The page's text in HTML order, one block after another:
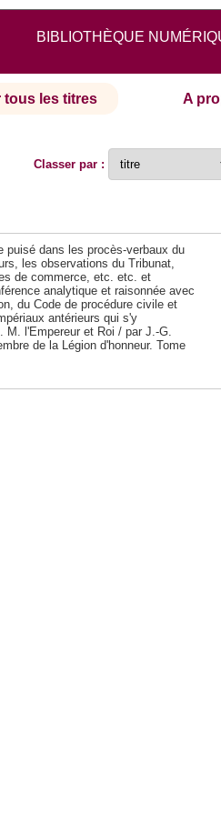
BIBLIOTHÈQUE
tous les titres A
Classer par :
puisé dans les procès-verbaux du
les observations du Tribunat,
de commerce, etc. etc. et
analytique et raisonnée avec
du Code de procédure civile et
antérieurs qui s'y
M. l'Empereur et Roi / par J.-G.
de la Légion d'honneur. Tome